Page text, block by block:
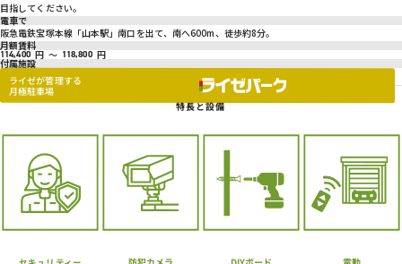
目指してください。
電車で
阪急電鉄宝塚本線「山本駅」南口を出て、南へ600m、徒歩約8分。
月額賃料
114,400 円 ～ 118,800 円
付属施設
ライゼが管理する
月極駐車場
特長と設備